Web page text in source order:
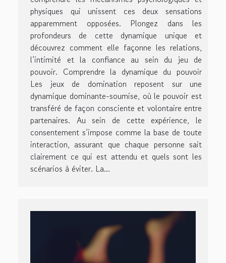
physiques qui unissent ces deux sensations
apparemment opposées. Plongez dans les
profondeurs de cette dynamique unique et
découvrez comment elle façonne les relations,
l’intimité et la confiance au sein du jeu de
pouvoir. Comprendre la dynamique du pouvoir
Les jeux de domination reposent sur une
dynamique dominante-soumise, où le pouvoir est
transféré de façon consciente et volontaire entre
partenaires. Au sein de cette expérience, le
consentement s’impose comme la base de toute
interaction, assurant que chaque personne sait
clairement ce qui est attendu et quels sont les
scénarios à éviter. La...